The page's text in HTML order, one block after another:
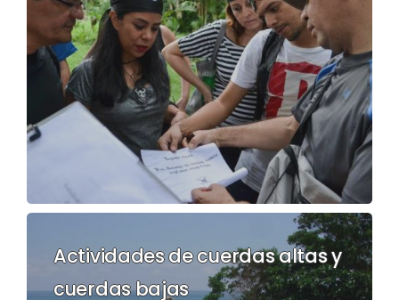
Actividades de cuerdas altas y
cuerdas bajas